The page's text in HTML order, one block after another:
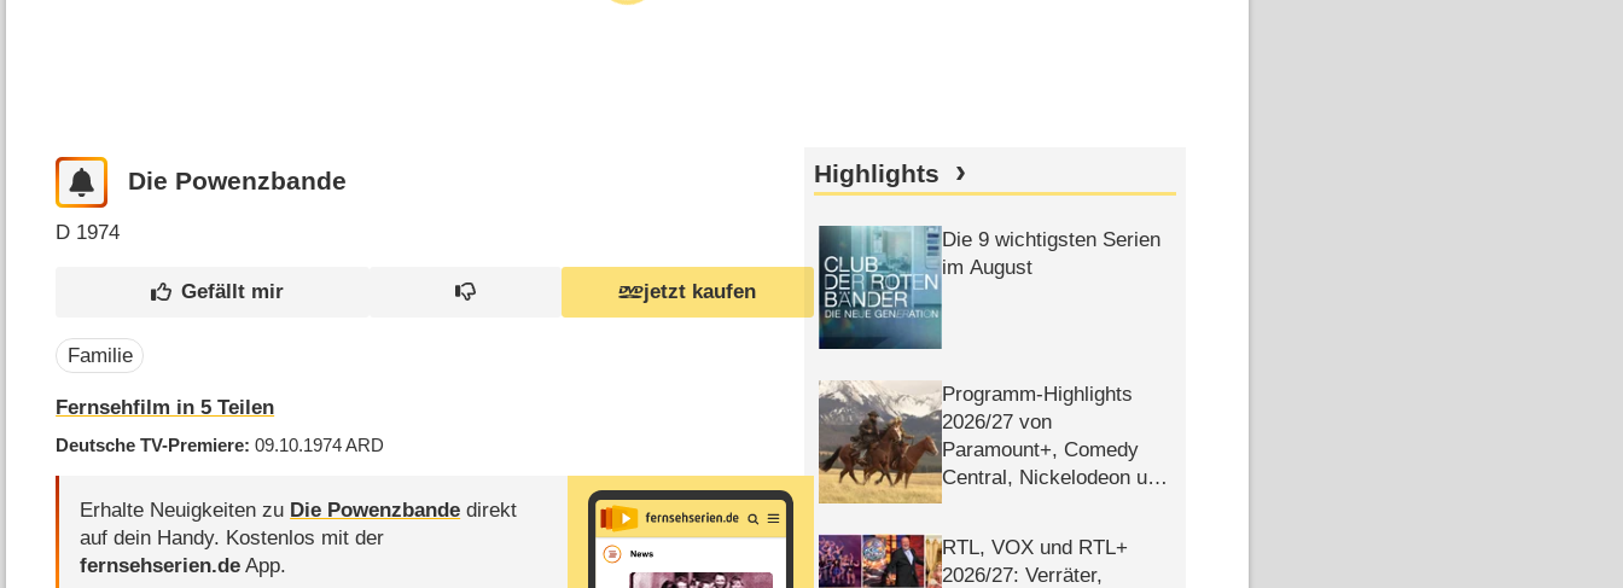
Die Powenzbande
D 1974
jetzt kaufen
Familie
Fernsehfilm in 5 Teilen
Deutsche TV-Premiere 09.10.1974ARD
Erhalte Neuigkeiten zu Die Powenzbande direkt
auf dein Handy. Kostenlos mit der
fernsehserien.de App.
Highlights
Die 9 wichtigsten Serien
im August
Programm-Highlights
2026/​27 von
Paramount+, Comedy
Central, Nickelodeon und
RTL, VOX und RTL+
2026/​27: Verräter,